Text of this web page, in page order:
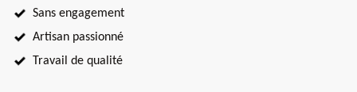
Sans engagement
Artisan passionné
Travail de qualité